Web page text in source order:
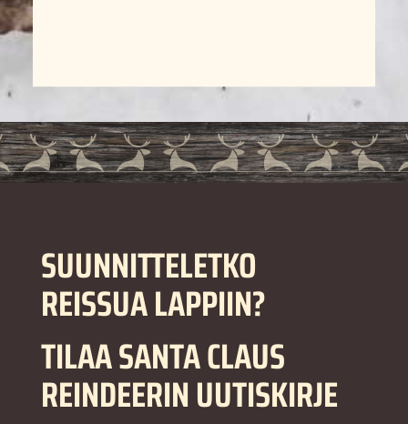
SUUNNITTELETKO
REISSUA LAPPIIN?
TILAA SANTA CLAUS
REINDEERIN UUTISKIRJE